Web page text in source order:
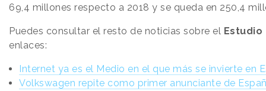
69,4 millones respecto a 2018 y se queda en 250,4
Puedes consultar el resto de noticias sobre el Estudio
enlaces:
Internet ya es el Medio en el que más se invierte en
Volkswagen repite como primer anunciante de